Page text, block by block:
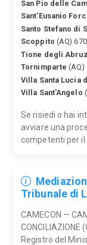
San Pio delle
Sant'Eusanio
Santo Stefano di
Scoppito (AQ)
Tione degli
Tornimparte (AQ)
Villa Santa Lucia
Villa Sant'Angelo
Se risiedi o hai
avviare una
competenti per il
Tribunale di
CAMECON —
CONCILIAZIONE
Registro del